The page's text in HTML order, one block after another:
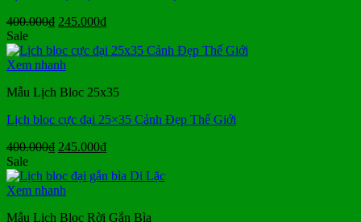
400.000₫ Giá
là:
400.000₫.
245.000₫Giá
tại
Sale
Xem nhanh
Mẫu Lịch Bloc 25x35
Lịch bloc cực đại 25×35 Cảnh Đẹp Thế Giới
400.000₫ Giá
là:
400.000₫.
245.000₫Giá
tại
Sale
Xem nhanh
Mẫu Lịch Bloc Rời Gắn Bìa